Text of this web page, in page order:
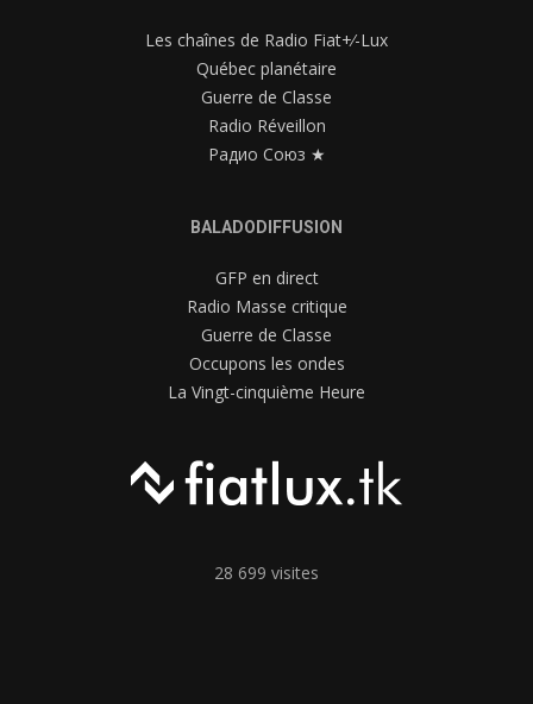
Les chaînes de Radio Fiat+⁄-Lux
Québec planétaire
Guerre de Classe
Radio Réveillon
Радио Союз ★
BALADODIFFUSION
GFP en direct
Radio Masse critique
Guerre de Classe
Occupons les ondes
La Vingt-cinquième Heure
28 699 visites